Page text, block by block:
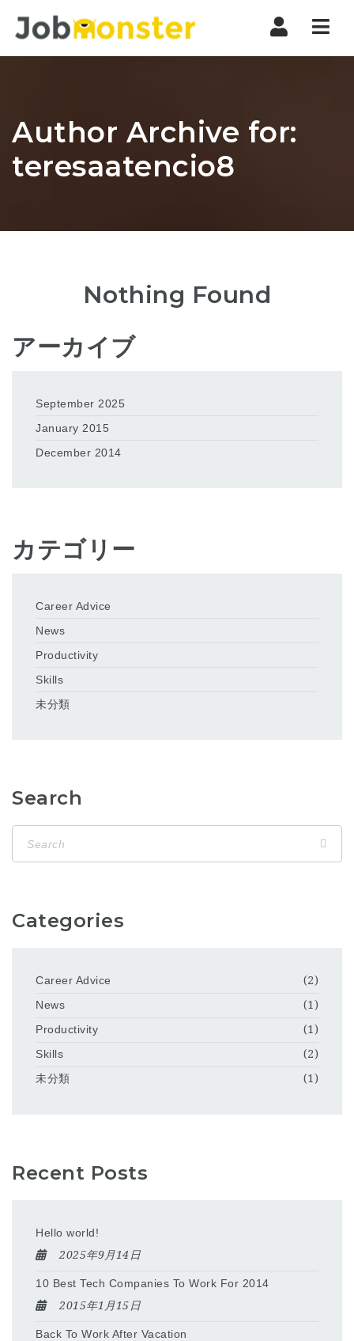
Author Archive for:
teresaatencio8
Nothing Found
アーカイブ
September 2025
January 2015
December 2014
カテゴリー
Career Advice
News
Productivity
Skills
未分類
Search
Categories
Career Advice
(2)
News
(1)
Productivity
(1)
Skills
(2)
未分類
(1)
Recent Posts
Hello world!
2025年9月14日
10 Best Tech Companies To Work For 2014
2015年1月15日
Back To Work After Vacation